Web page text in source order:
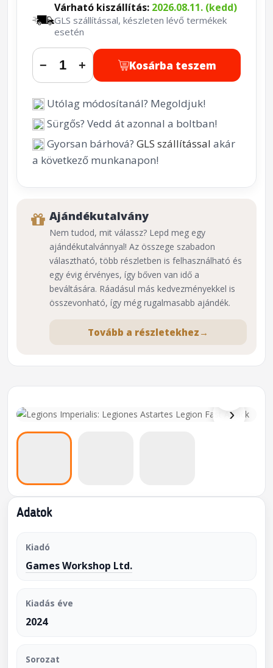
›
⌕
Adatok
Kiadó
Games Workshop Ltd.
Kiadás éve
2024
Sorozat
Várható kiszállítás: 2026.08.11. (kedd)
GLS szállítással, készleten lévő termékek
esetén
− + Kosárba teszem
Utólag módosítanál? Megoldjuk!
Sürgős? Vedd át azonnal a boltban!
Gyorsan bárhová? GLS szállítással akár
a következő munkanapon!
Ajándékutalvány
Nem tudod, mit válassz? Lepd meg egy
ajándékutalvánnyal! Az összege szabadon
választható, több részletben is felhasználható és
egy évig érvényes, így bőven van idő a
beváltására. Ráadásul más kedvezményekkel is
összevonható, így még rugalmasabb ajándék.
Tovább a részletekhez →